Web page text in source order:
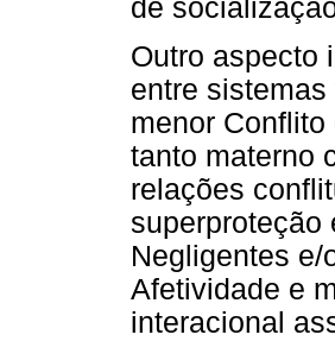
de
Outro aspecto
entre
menor
tanto materno
relações
superproteção
Negligentes e/
Afetividade e
interacional